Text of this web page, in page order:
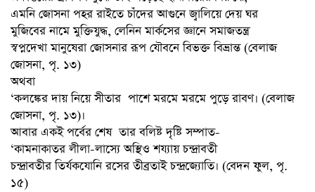
এমনি জোসনা পহর রাইতে চাঁদের আগুনে জ্বালিয়ে দেয় ঘর
মুজিবের নামে মুক্তিযুদ্ধ, লেনিন মার্কসের জ্ঞানে সমাজতন্ত্র
স্বপ্নদেখা মানুষেরা জোসনার রূপ যৌবনে বিভক্ত বিভ্রান্ত (বেলাজ
জোসনা, পৃ. ১৩)
অথবা
‘কলঙ্কের দায় নিয়ে সীতার পাশে মরমে মরমে পুড়ে রাবণ। (বেলাজ
জোসনা, পৃ. ১৩)।
আবার একই পর্বের শেষ তার বলিষ্ট দৃষ্টি সম্পাত-
‘কামনাকাতর লীলা-লাস্যে অস্থিও শয্যায় চন্দ্রাবতী
চন্দ্রাবতীর তির্যকযোনি রসের তীব্রতাই চন্দ্রজ্যোতি। (বেদন ফুল, পৃ.
১৫)